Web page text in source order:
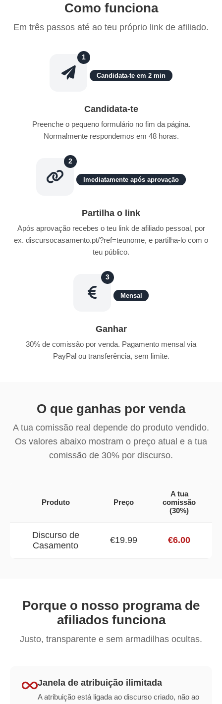
Como funciona
Em três passos até ao teu próprio link de afiliado.
1
Candidata-te em 2 min
Candidata-te
Preenche o pequeno formulário no fim da página.
Normalmente respondemos em 48 horas.
2
Imediatamente após aprovação
Partilha o link
Após aprovação recebes o teu link de afiliado pessoal, por
ex. discursocasamento.pt/?ref=teunome, e partilha-lo com o
teu público.
3
Mensal
Ganhar
30% de comissão por venda. Pagamento mensal via
PayPal ou transferência, sem limite.
O que ganhas por venda
A tua comissão real depende do produto vendido.
Os valores abaixo mostram o preço atual e a tua
comissão de 30% por discurso.
Produto Preço
A tua
comissão
(30%)
Discurso de
Casamento
€19.99 €6.00
Porque o nosso programa de
afiliados funciona
Justo, transparente e sem armadilhas ocultas.
Janela de atribuição ilimitada
A atribuição está ligada ao discurso criado, não ao